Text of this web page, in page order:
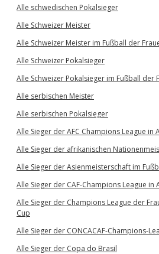
Alle schwedischen Pokalsieger
Alle Schweizer Meister
Alle Schweizer Meister im Fußball der
Alle Schweizer Pokalsieger
Alle Schweizer Pokalsieger im Fußball der
Alle serbischen Meister
Alle serbischen Pokalsieger
Alle Sieger der AFC Champions League in
Alle Sieger der afrikanischen
Alle Sieger der Asienmeisterschaft im
Alle Sieger der CAF-Champions League in
Alle Sieger der Champions League der
Cup
Alle Sieger der CONCACAF-Champions-
Alle Sieger der Copa do Brasil